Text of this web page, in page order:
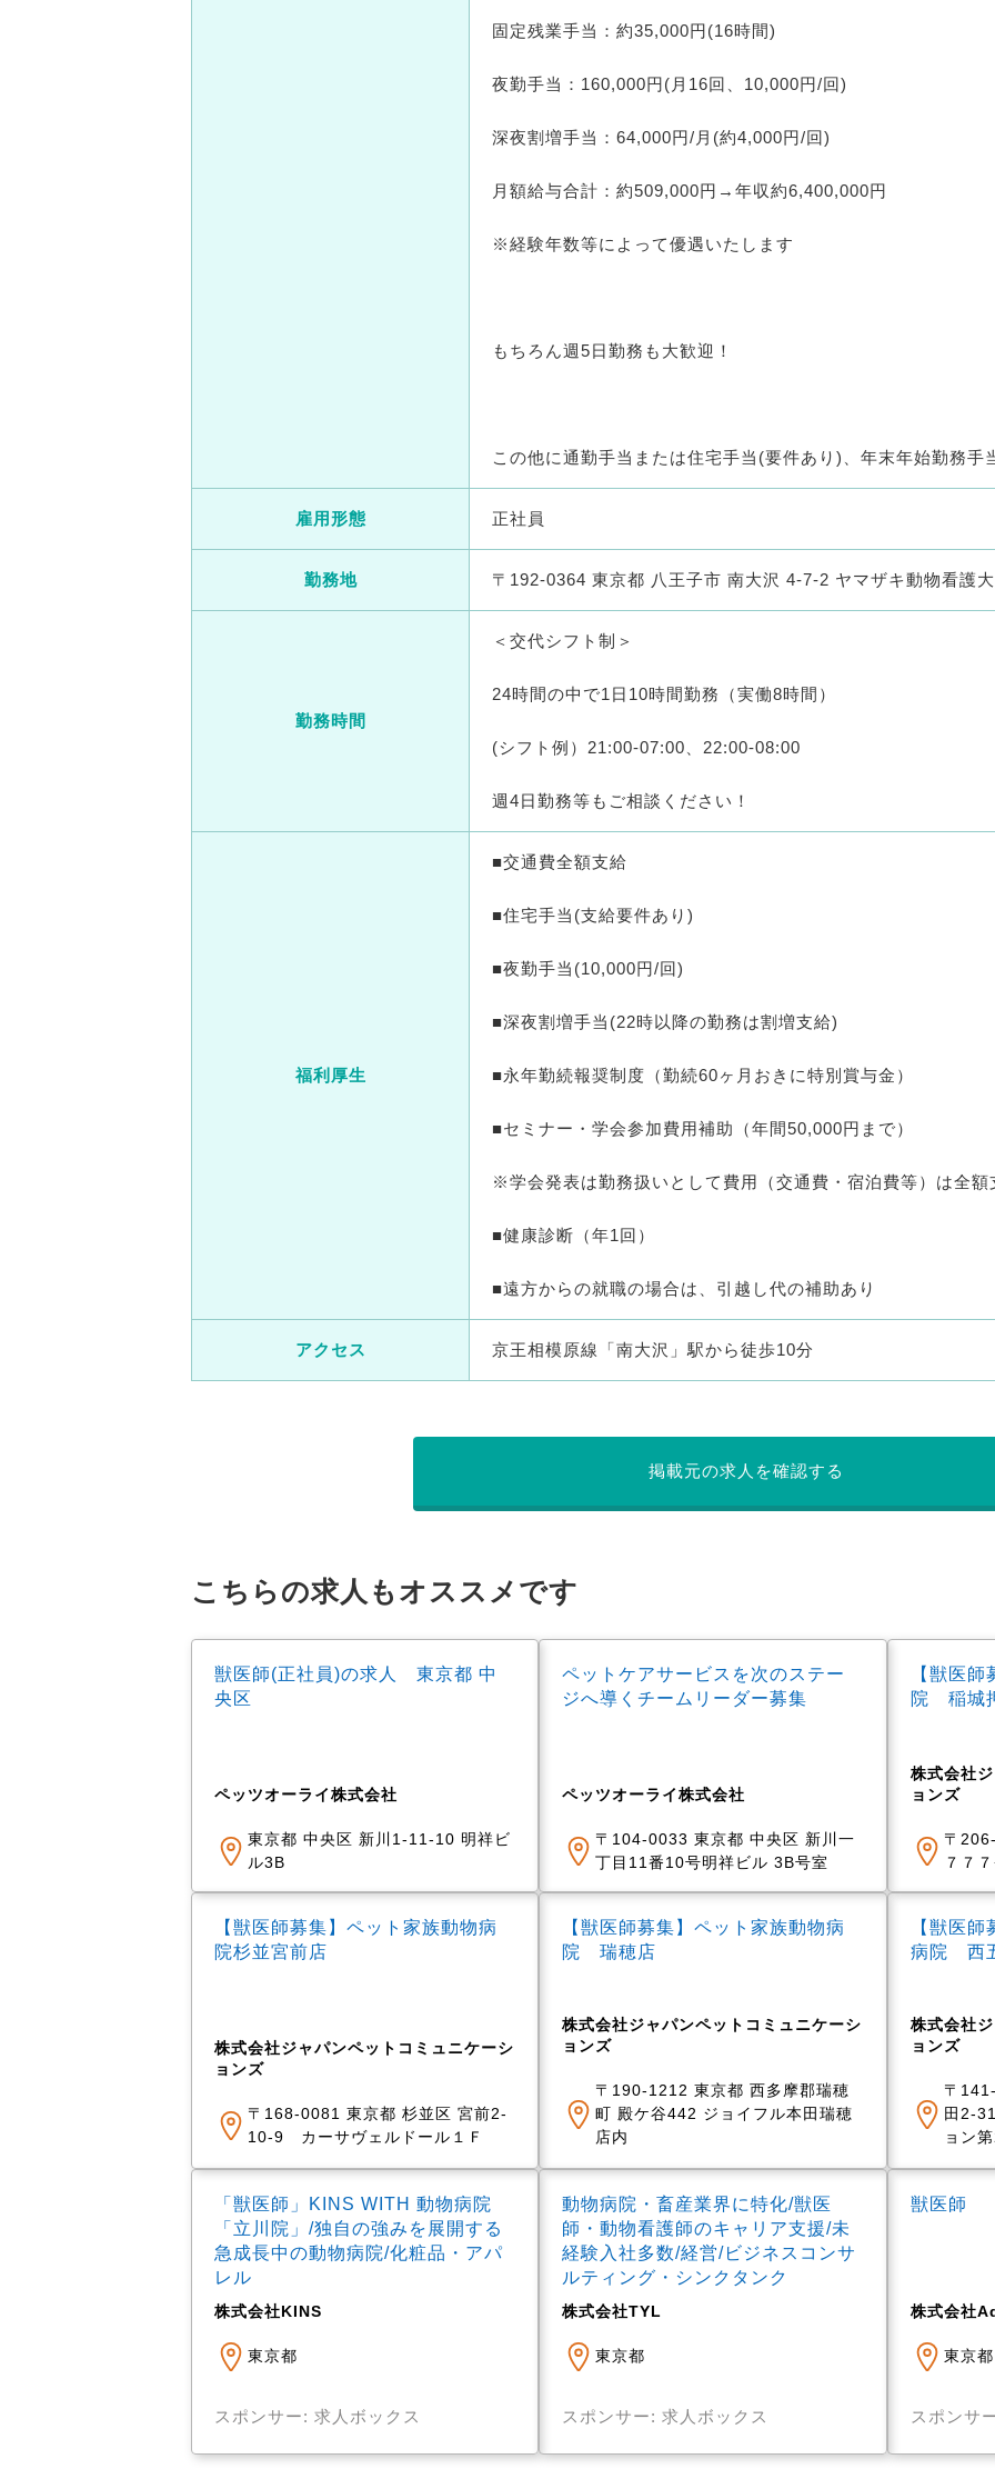
固定残業手当：約35,000円(16時間)
夜勤手当：160,000円(月16回、10,000円/回)
深夜割増手当：64,000円/月(約4,000円/回)
月額給与合計：約509,000円→年収約6,400,000円
※経験年数等によって優遇いたします
もちろん週5日勤務も大歓迎！
この他に通勤手当または住宅手当(要件あり)、年末年始勤務手
雇用形態 正社員
勤務地 〒192-0364 東京都 八王子市 南大沢 4-7-2 ヤマザキ動物看護
勤務時間
＜交代シフト制＞
24時間の中で1日10時間勤務（実働8時間）
(シフト例）21:00-07:00、22:00-08:00
週4日勤務等もご相談ください！
福利厚生
■交通費全額支給
■住宅手当(支給要件あり)
■夜勤手当(10,000円/回)
■深夜割増手当(22時以降の勤務は割増支給)
■永年勤続報奨制度（勤続60ヶ月おきに特別賞与金）
■セミナー・学会参加費用補助（年間50,000円まで）
※学会発表は勤務扱いとして費用（交通費・宿泊費等）は全額
■健康診断（年1回）
■遠方からの就職の場合は、引越し代の補助あり
アクセス 京王相模原線「南大沢」駅から徒歩10分
掲載元の求人を確認する
こちらの求人もオススメです
獣医師(正社員)の求人 東京都 中
央区
ペッツオーライ株式会社
東京都 中央区 新川1-11-10 明祥ビ
ル3B
ペットケアサービスを次のステー
ジへ導くチームリーダー募集
ペッツオーライ株式会社
〒104-0033 東京都 中央区 新川一
丁目11番10号明祥ビル 3B号室
【獣医
院 稲城
株式会社
ョンズ
〒
７７
【獣医師募集】ペット家族動物病
院杉並宮前店
株式会社ジャパンペットコミュニケーシ
ョンズ
〒168-0081 東京都 杉並区 宮前2-
10-9 カーサヴェルドール１Ｆ
【獣医師募集】ペット家族動物病
院 瑞穂店
株式会社ジャパンペットコミュニケーシ
ョンズ
〒190-1212 東京都 西多摩郡瑞穂
町 殿ケ谷442 ジョイフル本田瑞穂
店内
【獣医
病院 西
株式会社
ョンズ
〒
田2-
ョン
「獣医師」KINS WITH 動物病院
「立川院」/独自の強みを展開する
急成長中の動物病院/化粧品・アパ
レル
株式会社KINS
東京都
スポンサー: 求人ボックス
動物病院・畜産業界に特化/獣医
師・動物看護師のキャリア支援/未
経験入社多数/経営/ビジネスコンサ
ルティング・シンクタンク
株式会社TYL
東京都
スポンサー: 求人ボックス
獣医師
株式会社
東京都
スポンサ